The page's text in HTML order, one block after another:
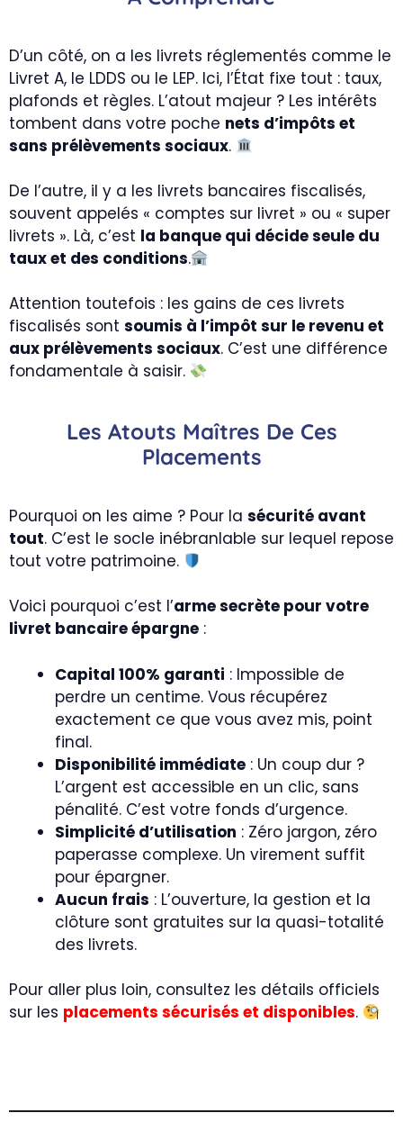
D’un côté, on a les livrets réglementés comme le
Livret A, le LDDS ou le LEP. Ici, l’État fixe tout : taux,
plafonds et règles. L’atout majeur ? Les intérêts
tombent dans votre poche nets d’impôts et
sans prélèvements sociaux.
De l’autre, il y a les livrets bancaires fiscalisés,
souvent appelés « comptes sur livret » ou « super
livrets ». Là, c’est la banque qui décide seule du
taux et des conditions.
Attention toutefois : les gains de ces livrets
fiscalisés sont soumis à l’impôt sur le revenu et
aux prélèvements sociaux. C’est une différence
fondamentale à saisir.
Les Atouts Maîtres De Ces
Placements
Pourquoi on les aime ? Pour la sécurité avant
tout. C’est le socle inébranlable sur lequel repose
tout votre patrimoine.
Voici pourquoi c’est l’arme secrète pour votre
livret bancaire épargne :
Capital 100% garanti : Impossible de
perdre un centime. Vous récupérez
exactement ce que vous avez mis, point
final.
Disponibilité immédiate : Un coup dur ?
L’argent est accessible en un clic, sans
pénalité. C’est votre fonds d’urgence.
Simplicité d’utilisation : Zéro jargon, zéro
paperasse complexe. Un virement suffit
pour épargner.
Aucun frais : L’ouverture, la gestion et la
clôture sont gratuites sur la quasi-totalité
des livrets.
Pour aller plus loin, consultez les détails officiels
sur les placements sécurisés et disponibles.